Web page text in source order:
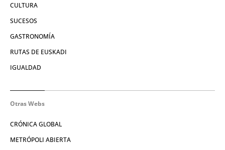
CULTURA
SUCESOS
GASTRONOMÍA
RUTAS DE EUSKADI
IGUALDAD
Otras Webs
CRÓNICA GLOBAL
METRÓPOLI ABIERTA